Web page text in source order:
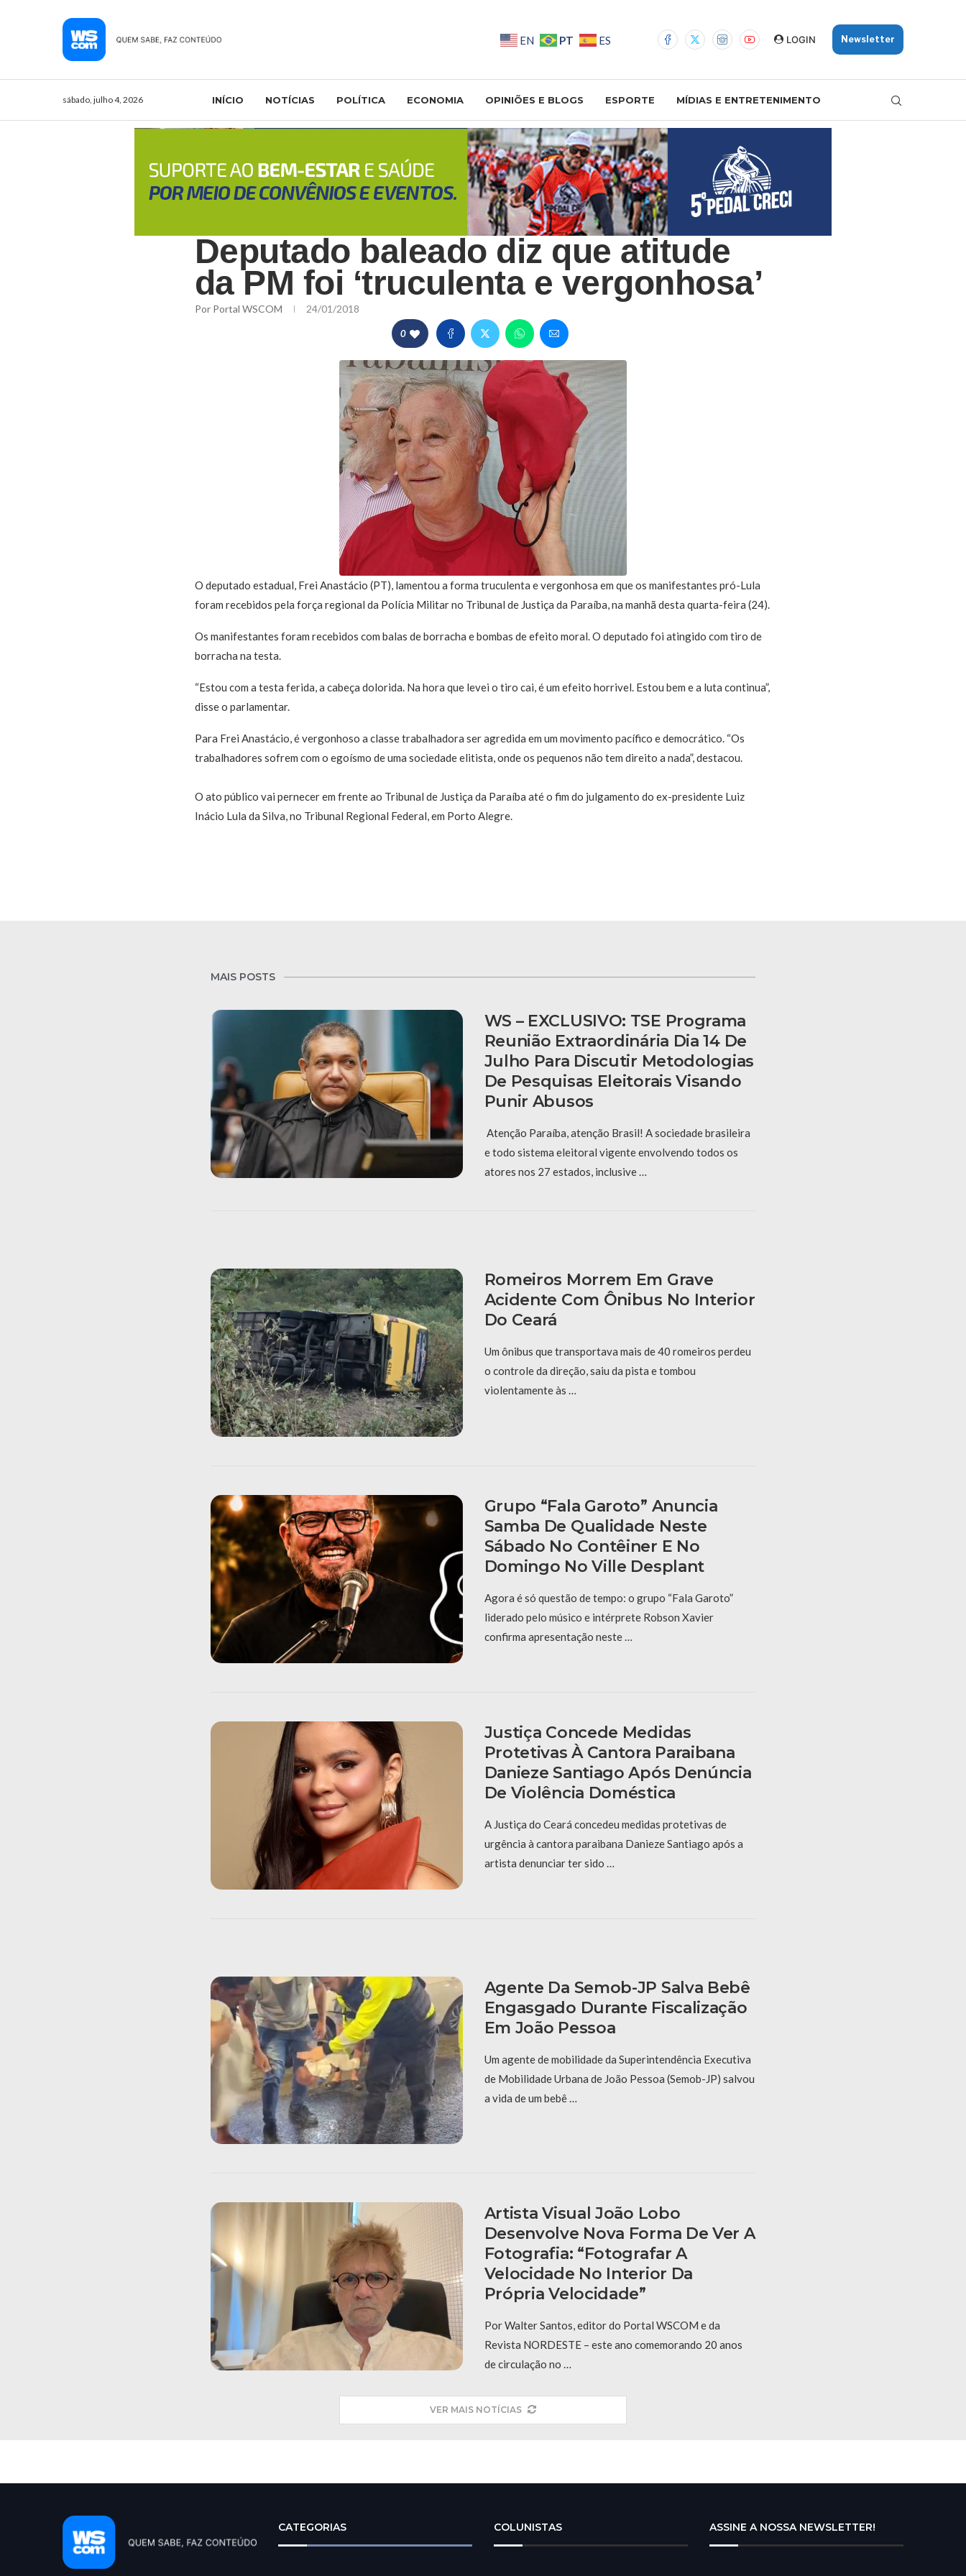
EN PT ES LOGIN Newsletter
sábado, julho 4, 2026 INÍCIO NOTÍCIAS POLÍTICA ECONOMIA OPINIÕES E BLOGS ESPORTE MÍDIAS E ENTRETENIMENTO
Deputado baleado diz que atitude
da PM foi ‘truculenta e vergonhosa’
Por Portal WSCOM 24/01/2018
0
O deputado estadual, Frei Anastácio (PT), lamentou a forma truculenta e vergonhosa em que os manifestantes pró-Lula
foram recebidos pela força regional da Polícia Militar no Tribunal de Justiça da Paraíba, na manhã desta quarta-feira (24).
Os manifestantes foram recebidos com balas de borracha e bombas de efeito moral. O deputado foi atingido com tiro de
borracha na testa.
“Estou com a testa ferida, a cabeça dolorida. Na hora que levei o tiro cai, é um efeito horrivel. Estou bem e a luta continua”,
disse o parlamentar.
Para Frei Anastácio, é vergonhoso a classe trabalhadora ser agredida em um movimento pacífico e democrático. “Os
trabalhadores sofrem com o egoísmo de uma sociedade elitista, onde os pequenos não tem direito a nada”, destacou.
O ato público vai pernecer em frente ao Tribunal de Justiça da Paraíba até o fim do julgamento do ex-presidente Luiz
Inácio Lula da Silva, no Tribunal Regional Federal, em Porto Alegre.
MAIS POSTS
WS – EXCLUSIVO: TSE Programa
Reunião Extraordinária Dia 14 De
Julho Para Discutir Metodologias
De Pesquisas Eleitorais Visando
Punir Abusos
Atenção Paraíba, atenção Brasil! A sociedade brasileira
e todo sistema eleitoral vigente envolvendo todos os
atores nos 27 estados, inclusive …
Romeiros Morrem Em Grave
Acidente Com Ônibus No Interior
Do Ceará
Um ônibus que transportava mais de 40 romeiros perdeu
o controle da direção, saiu da pista e tombou
violentamente às …
Grupo “Fala Garoto” Anuncia
Samba De Qualidade Neste
Sábado No Contêiner E No
Domingo No Ville Desplant
Agora é só questão de tempo: o grupo “Fala Garoto”
liderado pelo músico e intérprete Robson Xavier
confirma apresentação neste …
Justiça Concede Medidas
Protetivas À Cantora Paraibana
Danieze Santiago Após Denúncia
De Violência Doméstica
A Justiça do Ceará concedeu medidas protetivas de
urgência à cantora paraibana Danieze Santiago após a
artista denunciar ter sido …
Agente Da Semob-JP Salva Bebê
Engasgado Durante Fiscalização
Em João Pessoa
Um agente de mobilidade da Superintendência Executiva
de Mobilidade Urbana de João Pessoa (Semob-JP) salvou
a vida de um bebê …
Artista Visual João Lobo
Desenvolve Nova Forma De Ver A
Fotografia: “fotografar A
Velocidade No Interior Da
Própria Velocidade”
Por Walter Santos, editor do Portal WSCOM e da
Revista NORDESTE – este ano comemorando 20 anos
de circulação no …
VER MAIS NOTÍCIAS
CATEGORIAS COLUNISTAS ASSINE A NOSSA NEWSLETTER!